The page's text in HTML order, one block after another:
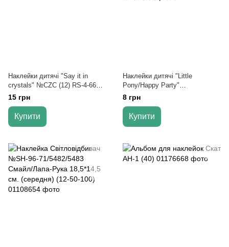
Наклейки дитячі "Say it in
crystals" №CZC (12) RS-4-66
21*7,5 см
15 грн
Купити
Наклейки дитячі "Little
Pony/Happy Party"
№XHC.../RS-0202/0249 (20)
8 грн
Купити